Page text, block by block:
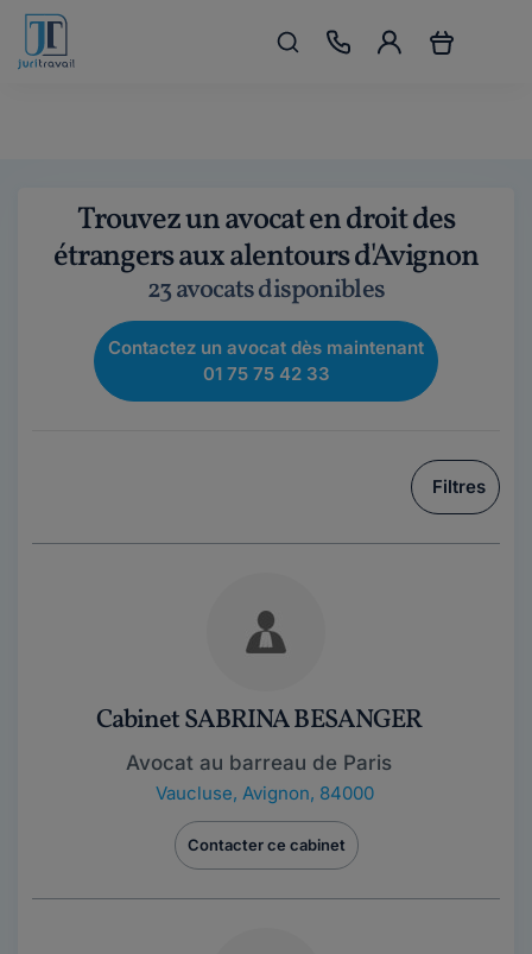
Trouvez un avocat en droit des
étrangers aux alentours d'Avignon
23 avocats disponibles
Contactez un avocat dès maintenant
01 75 75 42 33
Filtres
Cabinet SABRINA BESANGER
Avocat au barreau de Paris
Vaucluse, Avignon, 84000
Contacter ce cabinet